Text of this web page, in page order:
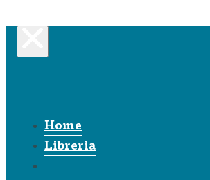
Home
Libreria